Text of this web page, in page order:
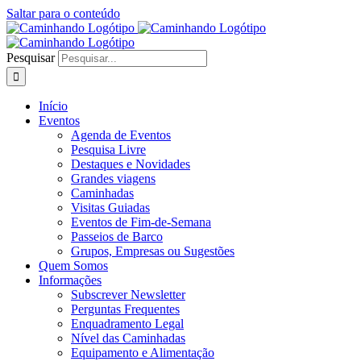
Saltar para o conteúdo
Pesquisar
Início
Eventos
Agenda de Eventos
Pesquisa Livre
Destaques e Novidades
Grandes viagens
Caminhadas
Visitas Guiadas
Eventos de Fim-de-Semana
Passeios de Barco
Grupos, Empresas ou Sugestões
Quem Somos
Informações
Subscrever Newsletter
Perguntas Frequentes
Enquadramento Legal
Nível das Caminhadas
Equipamento e Alimentação